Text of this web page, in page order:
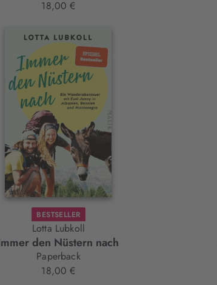
18,00 €
BESTSELLER
Lotta Lubkoll
den Nüstern nach
Paperback
18,00 €